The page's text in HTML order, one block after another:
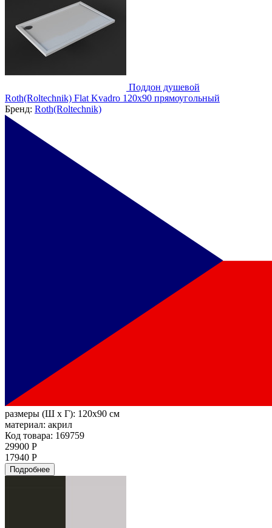
Поддон душевой
Roth(Roltechnik) Flat Kvadro 120x90 прямоугольный
Бренд: Roth(Roltechnik)
размеры (Ш х Г): 120x90 см
материал: акрил
Код товара: 169759
29900 Р
17940 Р
Подробнее